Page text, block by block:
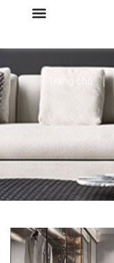
Trang chủ